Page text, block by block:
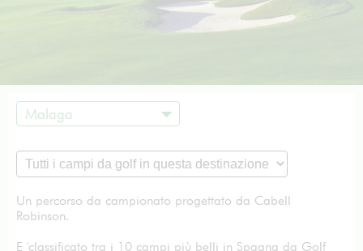
Malaga
Un percorso da campionato progettato da Cabell
Robinson.
E 'classificato tra i 10 campi più belli in Spagna da Golf